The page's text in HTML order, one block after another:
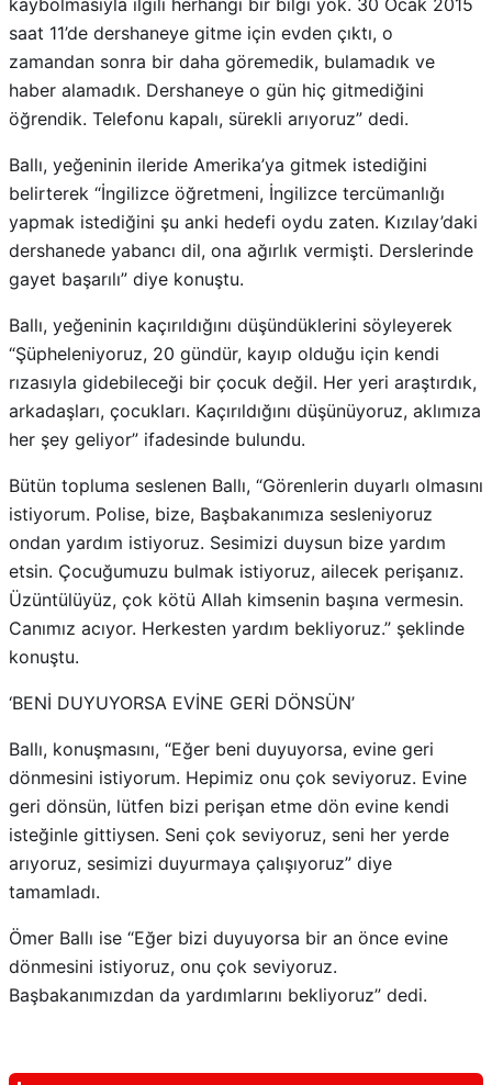
saat 11’de dershaneye gitme için evden çıktı, o
zamandan sonra bir daha göremedik, bulamadık ve
haber alamadık. Dershaneye o gün hiç gitmediğini
öğrendik. Telefonu kapalı, sürekli arıyoruz” dedi.
Ballı, yeğeninin ileride Amerika’ya gitmek istediğini
belirterek “İngilizce öğretmeni, İngilizce tercümanlığı
yapmak istediğini şu anki hedefi oydu zaten. Kızılay’daki
dershanede yabancı dil, ona ağırlık vermişti. Derslerinde
gayet başarılı” diye konuştu.
Ballı, yeğeninin kaçırıldığını düşündüklerini söyleyerek
“Şüpheleniyoruz, 20 gündür, kayıp olduğu için kendi
rızasıyla gidebileceği bir çocuk değil. Her yeri araştırdık,
arkadaşları, çocukları. Kaçırıldığını düşünüyoruz, aklımıza
her şey geliyor” ifadesinde bulundu.
Bütün topluma seslenen Ballı, “Görenlerin duyarlı olmasını
istiyorum. Polise, bize, Başbakanımıza sesleniyoruz
ondan yardım istiyoruz. Sesimizi duysun bize yardım
etsin. Çocuğumuzu bulmak istiyoruz, ailecek perişanız.
Üzüntülüyüz, çok kötü Allah kimsenin başına vermesin.
Canımız acıyor. Herkesten yardım bekliyoruz.” şeklinde
konuştu.
‘BENİ DUYUYORSA EVİNE GERİ DÖNSÜN’
Ballı, konuşmasını, “Eğer beni duyuyorsa, evine geri
dönmesini istiyorum. Hepimiz onu çok seviyoruz. Evine
geri dönsün, lütfen bizi perişan etme dön evine kendi
isteğinle gittiysen. Seni çok seviyoruz, seni her yerde
arıyoruz, sesimizi duyurmaya çalışıyoruz” diye
tamamladı.
Ömer Ballı ise “Eğer bizi duyuyorsa bir an önce evine
dönmesini istiyoruz, onu çok seviyoruz.
Başbakanımızdan da yardımlarını bekliyoruz” dedi.